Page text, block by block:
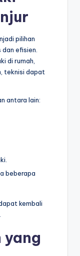
pilihan
efisien.
di rumah,
teknisi dapat
antara lain:
beberapa
kembali
yang